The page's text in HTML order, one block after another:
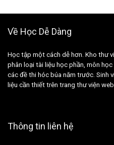
Về Học Dễ Dàng
Học tập một cách dễ hơn. Kho thư
phân loại tài liệu học phần, môn
các đề thi hóc búa năm trước. Sinh
liệu cần thiết trên trang thư viện
Thông tin liên hệ